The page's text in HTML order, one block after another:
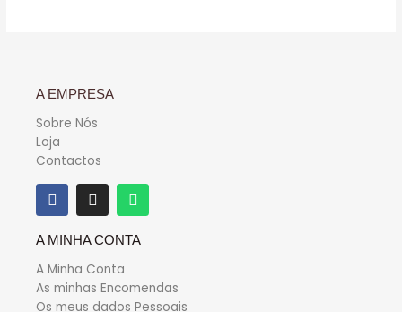
A EMPRESA
Sobre Nós
Loja
Contactos
A MINHA CONTA
A Minha Conta
As minhas Encomendas
Os meus dados Pessoais